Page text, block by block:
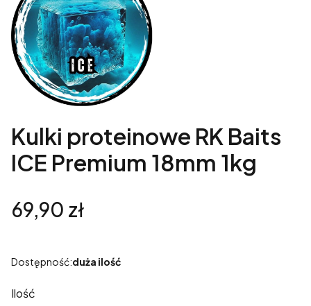
Kulki proteinowe RK Baits
ICE Premium 18mm 1kg
Cena
69,90 zł
Dostępność:duża ilość
Ilość